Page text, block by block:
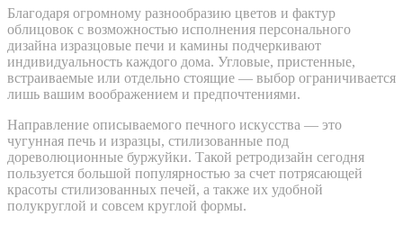
Благодаря огромному разнообразию цветов и фактур
облицовок с возможностью исполнения персонального
дизайна изразцовые печи и камины подчеркивают
индивидуальность каждого дома. Угловые, пристенные,
встраиваемые или отдельно стоящие — выбор ограничивается
лишь вашим воображением и предпочтениями.
Направление описываемого печного искусства — это
чугунная печь и изразцы, стилизованные под
дореволюционные буржуйки. Такой ретродизайн сегодня
пользуется большой популярностью за счет потрясающей
красоты стилизованных печей, а также их удобной
полукруглой и совсем круглой формы.